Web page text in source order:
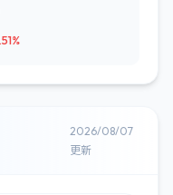
2026/08/07
更新